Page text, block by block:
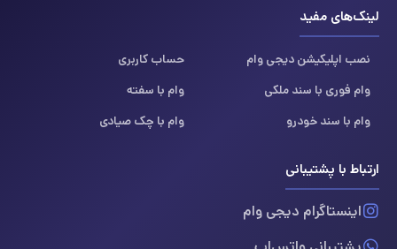
لینک‌های مفید
نصب اپلیکیشن دیجی وام
حساب کاربری
وام فوری با سند ملکی
وام با سفته
وام با سند خودرو
وام با چک صیادی
ارتباط با پشتیبانی
اینستاگرام دیجی وام